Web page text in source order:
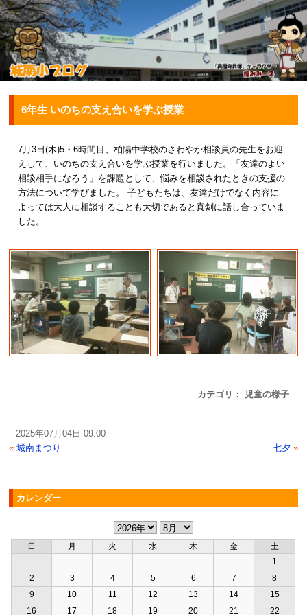
6年生 いのちの支え合いを学ぶ授業
カテゴリ： 児童の様子
7月3日(木)5・6時間目、柏陽中学校のさわやか相談員の先生をお迎
えして、いのちの支え合いを学ぶ授業を行いました。「友達のよい
相談相手になろう」を課題として、悩みを相談されたときの支援の
方法について学びました。 子どもたちは、友達だけでなく内容に
よっては大人に相談することも大切であると真剣に話し合っていま
した。
2025年07月04日 09:00
« 城南まつり 七夕 »
カレンダー
日 月 火 水 木 金
土
1
2
3 4 5 6 7
8
9
10 11 12 13 14
15
16
17 18 19 20 21 22